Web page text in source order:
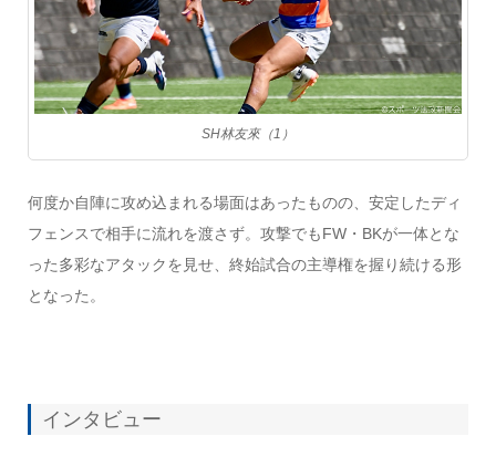
SH林友來（1）
何度か自陣に攻め込まれる場面はあったものの、安定したディ
フェンスで相手に流れを渡さず。攻撃でもFW・BKが一体とな
った多彩なアタックを見せ、終始試合の主導権を握り続ける形
となった。
インタビュー